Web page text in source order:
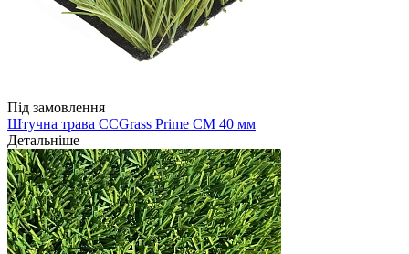
Під замовлення
Штучна трава CCGrass Prime CM 40 мм
Детальніше